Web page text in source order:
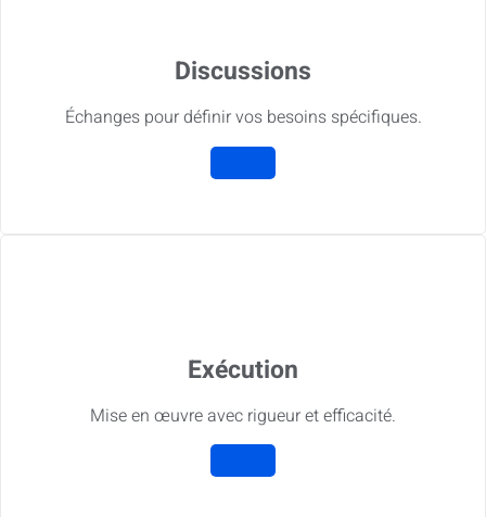
Discussions
Échanges pour définir vos besoins spécifiques.
Exécution
Mise en œuvre avec rigueur et efficacité.